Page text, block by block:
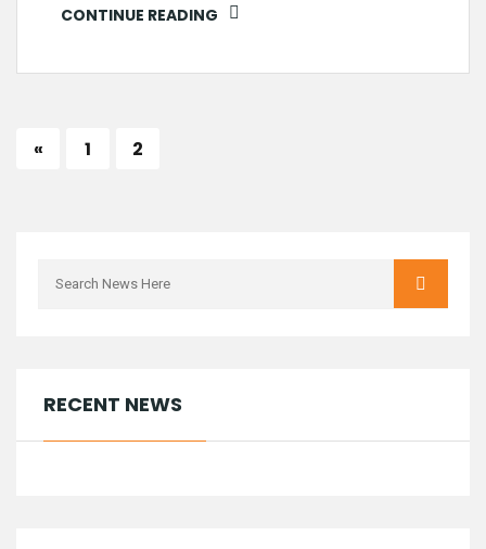
CONTINUE READING
« 1 2
RECENT NEWS